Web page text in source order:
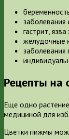
заболевания
гастрит,
желудочные
заболевания
Рецепты на
Еще одно
медициной для
Цветки пижмы